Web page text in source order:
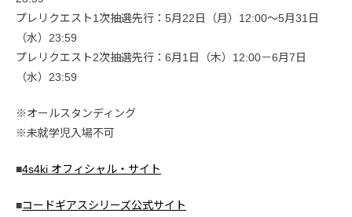
プレリクエスト1次抽選先行：5月22日（月）12:00〜5月31日
（水）23:59
プレリクエスト2次抽選先行：6月1日（木）12:00－6月7日
（水）23:59
※オールスタンディング
※未就学児入場不可
■4s4ki オフィシャル・サイト
■コードギアスシリーズ公式サイト